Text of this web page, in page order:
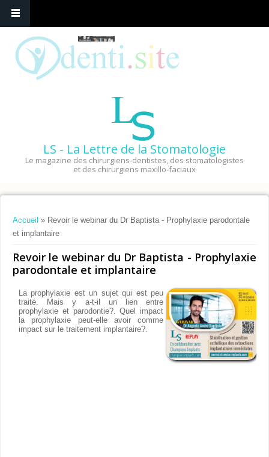
LS - La Lettre de la Stomatologie
Le magazine des chirurgiens-dentistes, des stomatologistes
et des chirurgiens maxillo-faciaux
Vous êtes ici
Accueil » Revoir le webinar du Dr Baptista - Prophylaxie parodontale
et implantaire
Revoir le webinar du Dr Baptista - Prophylaxie
parodontale et implantaire
La prophylaxie est un sujet qui est peu
traité. Mais y a-t-il un lien entre
prophylaxie et parodontie?. Quel impact
la prophylaxie peut-elle avoir comme
impact sur le traitement implantaire?.